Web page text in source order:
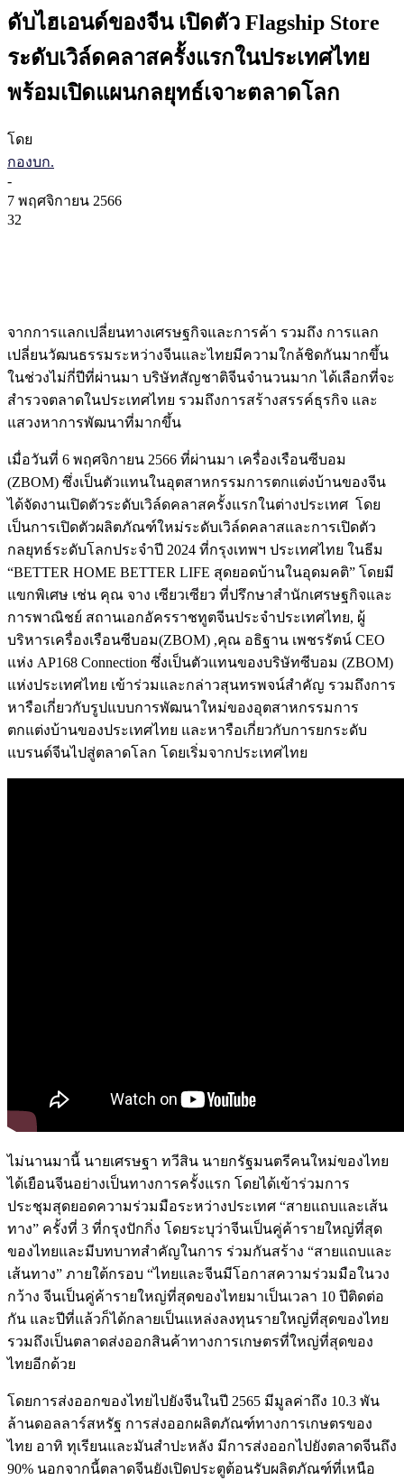
ดับไฮเอนด์ของจีน เปิดตัว Flagship Store
ระดับเวิล์ดคลาสครั้งแรกในประเทศไทย
พร้อมเปิดแผนกลยุทธ์เจาะตลาดโลก
โดย
กองบก.
-
7 พฤศจิกายน 2566
32
จากการแลกเปลี่ยนทางเศรษฐกิจและการค้า รวมถึง การแลก
เปลี่ยนวัฒนธรรมระหว่างจีนและไทยมีความใกล้ชิดกันมากขึ้น
ในช่วงไม่กี่ปีที่ผ่านมา บริษัทสัญชาติจีนจำนวนมาก ได้เลือกที่จะ
สำรวจตลาดในประเทศไทย รวมถึงการสร้างสรรค์ธุรกิจ และ
แสวงหาการพัฒนาที่มากขึ้น
เมื่อวันที่ 6 พฤศจิกายน 2566 ที่ผ่านมา เครื่องเรือนซีบอม
(ZBOM) ซึ่งเป็นตัวแทนในอุตสาหกรรมการตกแต่งบ้านของจีน
ได้จัดงานเปิดตัวระดับเวิล์ดคลาสครั้งแรกในต่างประเทศ โดย
เป็นการเปิดตัวผลิตภัณฑ์ใหม่ระดับเวิล์ดคลาสและการเปิดตัว
กลยุทธ์ระดับโลกประจำปี 2024 ที่กรุงเทพฯ ประเทศไทย ในธีม
“BETTER HOME BETTER LIFE สุดยอดบ้านในอุดมคติ” โดยมี
แขกพิเศษ เช่น คุณ จาง เซียวเซียว ที่ปรึกษาสำนักเศรษฐกิจและ
การพาณิชย์ สถานเอกอัครราชทูตจีนประจำประเทศไทย, ผู้
บริหารเครื่องเรือนซีบอม(ZBOM) ,คุณ อธิฐาน เพชรรัตน์ CEO
แห่ง AP168 Connection ซึ่งเป็นตัวแทนของบริษัทซีบอม (ZBOM)
แห่งประเทศไทย เข้าร่วมและกล่าวสุนทรพจน์สำคัญ รวมถึงการ
หารือเกี่ยวกับรูปแบบการพัฒนาใหม่ของอุตสาหกรรมการ
ตกแต่งบ้านของประเทศไทย และหารือเกี่ยวกับการยกระดับ
แบรนด์จีนไปสู่ตลาดโลก โดยเริ่มจากประเทศไทย
ไม่นานมานี้ นายเศรษฐา ทวีสิน นายกรัฐมนตรีคนใหม่ของไทย
ได้เยือนจีนอย่างเป็นทางการครั้งแรก โดยได้เข้าร่วมการ
ประชุมสุดยอดความร่วมมือระหว่างประเทศ “สายแถบและเส้น
ทาง” ครั้งที่ 3 ที่กรุงปักกิ่ง โดยระบุว่าจีนเป็นคู่ค้ารายใหญ่ที่สุด
ของไทยและมีบทบาทสำคัญในการ ร่วมกันสร้าง “สายแถบและ
เส้นทาง” ภายใต้กรอบ “ไทยและจีนมีโอกาสความร่วมมือในวง
กว้าง จีนเป็นคู่ค้ารายใหญ่ที่สุดของไทยมาเป็นเวลา 10 ปีติดต่อ
กัน และปีที่แล้วก็ได้กลายเป็นแหล่งลงทุนรายใหญ่ที่สุดของไทย
รวมถึงเป็นตลาดส่งออกสินค้าทางการเกษตรที่ใหญ่ที่สุดของ
ไทยอีกด้วย
โดยการส่งออกของไทยไปยังจีนในปี 2565 มีมูลค่าถึง 10.3 พัน
ล้านดอลลาร์สหรัฐ การส่งออกผลิตภัณฑ์ทางการเกษตรของ
ไทย อาทิ ทุเรียนและมันสำปะหลัง มีการส่งออกไปยังตลาดจีนถึง
90% นอกจากนี้ตลาดจีนยังเปิดประตูต้อนรับผลิตภัณฑ์ที่เหนือ